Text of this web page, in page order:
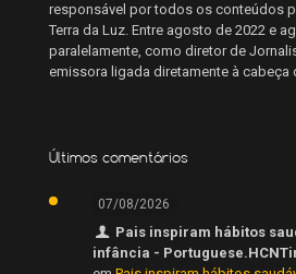
responsável por todos os conteúdos
Terra da Luz. Entre agosto de 2022 e
paralelamente, como diretor de
emissora ligada diretamente à cabeça
Últimos comentários
07/08/2026
Pais inspiram hábitos
infância -